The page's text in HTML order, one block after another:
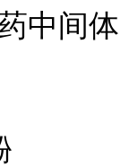
中间体